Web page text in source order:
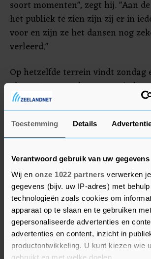
Toestemming Details
Verantwoord gebruik van uw gegevens
Wij en onze 1022 partners verwerken
gegevens (bijv. uw IP-adres) met
technologieën zoals cookies om
apparaat op te slaan en te gebruiken
gepersonaliseerde advertenties en
advertenties en content, inzicht in
productontwikkeling. U kunt kiezen wie
gebruikt en met welke doelen.
soort momenten", zegt hij. "Aan
het publiek te zien zijn zij er in
voor en zijn ze het dansen nog
verleerd."
Op hetzelfde terrein vindt zondag
plaats. Daarmee komt een einde
acht proefevenementen van
Evenementen. Eerder werden in
congres, een theatervoorstelling
Weijers, twee voetbalwedstrijden,
André Hazes en een dancefeest